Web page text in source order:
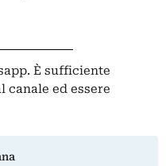
È sufficiente
canale ed essere